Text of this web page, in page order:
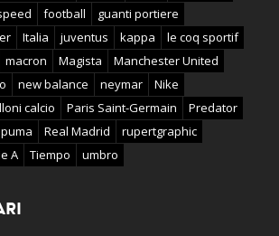
football
guanti portiere
Italia juventus kappa
le coq sportif
macron Magista
Manchester United
new balance neymar
Nike
calcio Paris Saint-Germain
Predator
puma Real Madrid
rupertgraphic
A Tiempo umbro